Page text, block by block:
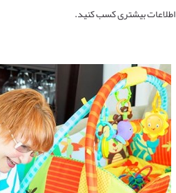
اطلاعات بیشتری کسب کنید.